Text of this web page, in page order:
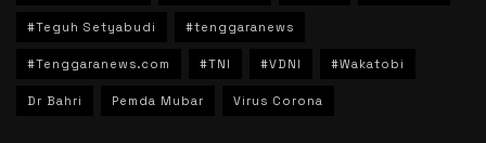
#Teguh Setyabudi #tenggaranews
#Tenggaranews.com #TNI #VDNI #Wakatobi
Dr Bahri Pemda Mubar Virus Corona